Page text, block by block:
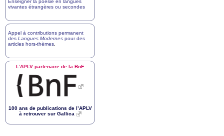
Enseigner la poésie en langues
vivantes étrangères ou secondes
Appel à contributions permanent
des Langues Modernes pour des
articles hors-thèmes
L’APLV partenaire de la BnF
100 ans de publications de l’APLV
à retrouver sur Gallica